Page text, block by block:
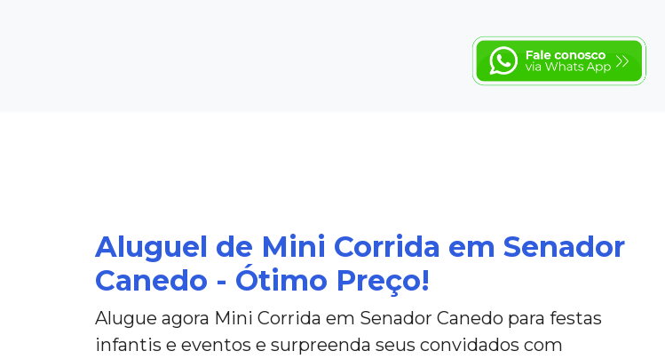
Aluguel de Mini Corrida em Senador
Canedo - Ótimo Preço!
Alugue agora Mini Corrida em Senador Canedo para festas
infantis e eventos e surpreenda seus convidados com